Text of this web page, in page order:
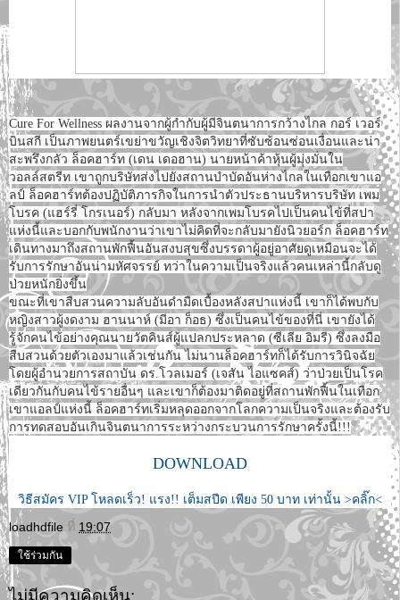
Cure For Wellness ผลงานจากผู้กำกับผู้มีจินตนาการกว้างไกล กอร์ เวอร์
บินสกี เป็นภาพยนตร์เขย่าขวัญเชิงจิตวิทยาที่ซับซ้อนซ่อนเงื่อนและน่า
สะพรึงกลัว ล็อคฮาร์ท (เดน เดอฮาน) นายหน้าค้าหุ้นผู้มุ่งมั่นใน
วอลล์สตรีท เขาถูกบริษัทส่งไปยังสถานบำบัดอันห่างไกลในเทือกเขาแอ
ลป์ ล็อคฮาร์ทต้องปฏิบัติภารกิจในการนำตัวประธานบริหารบริษัท เพม
โบรค (แฮร์รี่ โกรเนอร์) กลับมา หลังจากเพมโบรคไปเป็นคนไข้ที่สปา
แห่งนี้และบอกกับพนักงานว่าเขาไม่คิดที่จะกลับมายังนิวยอร์ก ล็อคฮาร์ท
เดินทางมาถึงสถานพักฟื้นอันสงบสุขซึ่งบรรดาผู้อยู่อาศัยดูเหมือนจะได้
รับการรักษาอันน่ามหัศจรรย์ ทว่าในความเป็นจริงแล้วคนเหล่านี้กลับดู
ป่วยหนักยิ่งขึ้น
ขณะที่เขาสืบสวนความลับอันดำมืดเบื้องหลังสปาแห่งนี้ เขาก็ได้พบกับ
หญิงสาวผู้งดงาม ฮานนาห์ (มีอา ก็อธ) ซึ่งเป็นคนไข้ของที่นี่ เขายังได้
รู้จักคนไข้อย่างคุณนายวัตคินส์ผู้แปลกประหลาด (ซีเลีย อิมรี) ซึ่งลงมือ
สืบสวนด้วยตัวเองมาแล้วเช่นกัน ไม่นานล็อคฮาร์ทก็ได้รับการวินิจฉัย
โดยผู้อำนวยการสถาบัน ดร.โวลเมอร์ (เจสัน ไอแซคส์) ว่าป่วยเป็นโรค
เดียวกันกับคนไข้รายอื่นๆ และเขาก็ต้องมาติดอยู่ที่สถานพักฟื้นในเทือก
เขาแอลป์แห่งนี้ ล็อคฮาร์ทเริ่มหลุดออกจากโลกความเป็นจริงและต้องรับ
การทดสอบอันเกินจินตนาการระหว่างกระบวนการรักษาครั้งนี้!!!
DOWNLOAD
วิธีสมัคร VIP โหลดเร็ว! แรง!! เต็มสปีด เพียง 50 บาท เท่านั้น >คลิ๊ก<
loadhdfile ที่ 19:07
ใช้ร่วมกัน